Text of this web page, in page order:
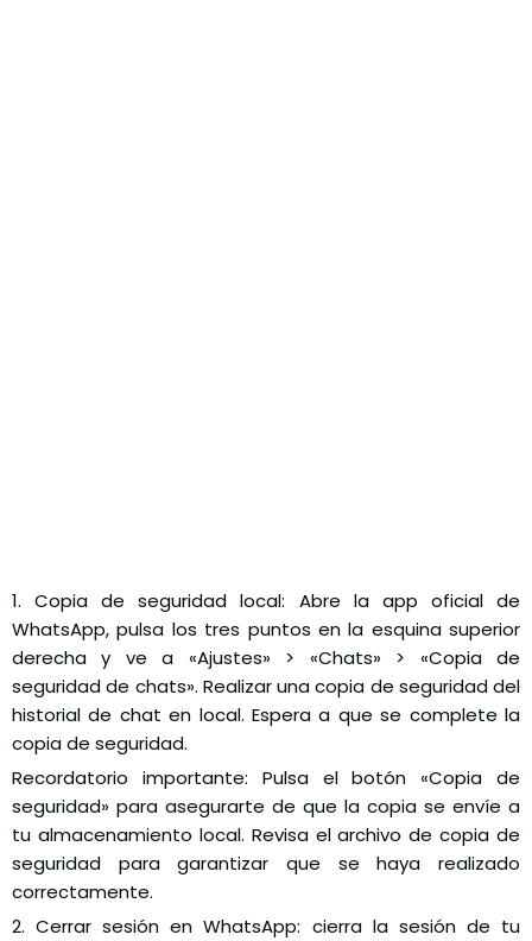
1. Copia de seguridad local: Abre la app oficial de
WhatsApp, pulsa los tres puntos en la esquina superior
derecha y ve a «Ajustes» > «Chats» > «Copia de
seguridad de chats». Realizar una copia de seguridad del
historial de chat en local. Espera a que se complete la
copia de seguridad.
Recordatorio importante: Pulsa el botón «Copia de
seguridad» para asegurarte de que la copia se envíe a
tu almacenamiento local. Revisa el archivo de copia de
seguridad para garantizar que se haya realizado
correctamente.
2. Cerrar sesión en WhatsApp: cierra la sesión de tu